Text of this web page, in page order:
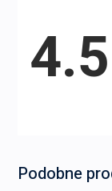
4.5
Podobne